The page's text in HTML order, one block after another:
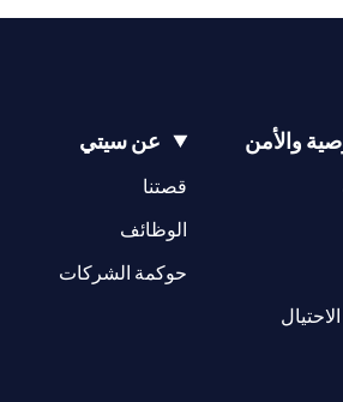
والأمن عن سيتي
قصتنا
(opens in a new tab)
الوظائف
(opens in a new tab)
حوكمة الشركات
(opens in a new tab)